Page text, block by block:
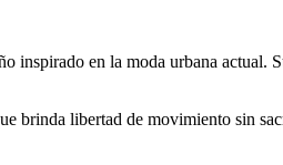
inspirado en la moda urbana actual.
brinda libertad de movimiento sin